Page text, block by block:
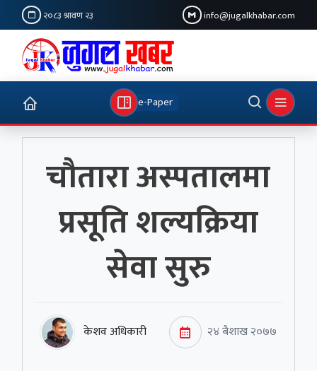
२०८३ श्रावण २३ info@jugalkhabar.com
e-Paper
चौतारा अस्पतालमा
प्रसूति शल्यक्रिया
सेवा सुरु
केशव अधिकारी २४ बैशाख २०७७